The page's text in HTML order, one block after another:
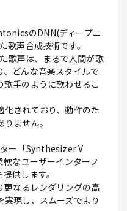
のDNN(ディープニ
歌声合成技術です。
歌声は、まるで人間が歌
、どんな音楽スタイルで
手のように歌わせるこ
化されており、動作のた
ません。
ー「Synthesizer V
なユーザーインターフ
供します。
更なるレンダリングの高
現し、スムーズでより